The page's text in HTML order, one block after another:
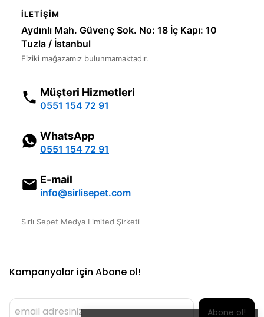
İLETIŞIM
Aydınlı Mah. Güvenç Sok. No: 18 İç Kapı: 10
Tuzla / İstanbul
Fiziki mağazamız bulunmamaktadır.
Müşteri Hizmetleri
0551 154 72 91
WhatsApp
0551 154 72 91
E-mail
info@sirlisepet.com
Sırlı Sepet Medya Limited Şirketi
Kampanyalar için Abone ol!
Abone ol!